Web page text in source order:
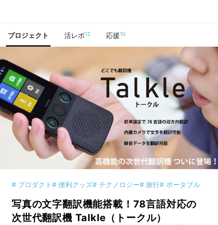
プロジェクト 活レポ12 応援10
# プロダクト# 便利グッズ# テクノロジー# 旅行# ポータブル
写真の文字翻訳機能搭載！78言語対応の
次世代翻訳機 Talkle（トークル）